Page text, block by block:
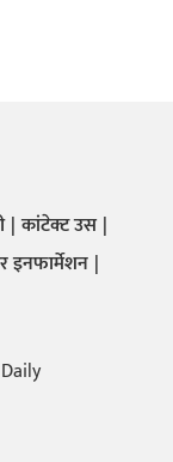
कांटेक्ट उस
इनफार्मेशन